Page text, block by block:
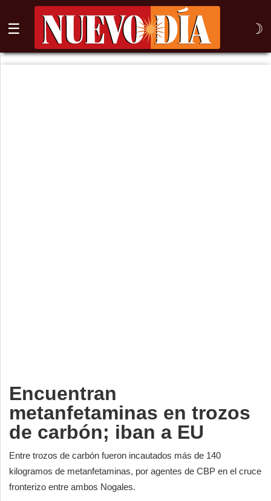
☰ ☽
⌕
Encuentran
metanfetaminas en trozos
de carbón; iban a EU
Entre trozos de carbón fueron incautados más de 140
kilogramos de metanfetaminas, por agentes de CBP en el cruce
fronterizo entre ambos Nogales.